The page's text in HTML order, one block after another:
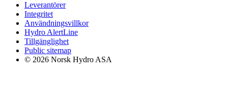
Leverantörer
Integritet
Användningsvillkor
Hydro AlertLine
Tillgänglighet
Public sitemap
© 2026 Norsk Hydro ASA